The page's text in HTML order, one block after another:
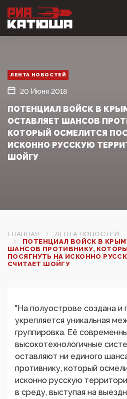
ЛЕНТА НОВОСТЕЙ
20 Июня 2018
ПОТЕНЦИАЛ ВОЙСК В
ОСТАВЛЯЕТ ШАНСОВ
КОТОРЫЙ ОСМЕЛИТСЯ
ИСКОННО РУССКУЮ
ШОЙГУ
ГЛАВНАЯ
ЛЕНТА НОВОСТЕЙ
ПОТЕНЦИАЛ ВОЙСК В
ШАНСОВ ПРОТИВНИКУ,
ПОСЯГНУТЬ НА ИСКОННО
СЧИТАЕТ ШОЙГУ
"На полуострове создана и
укрепляется уникальная
группировка. Её
высокотехнологичные
оставляют ни единого
противнику, который
исконно русскую
в среду, выступая на